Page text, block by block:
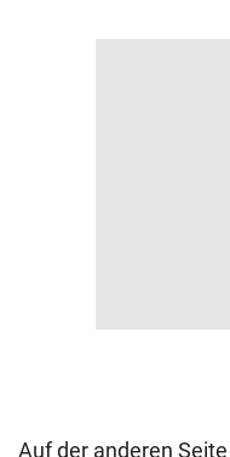
Auf der anderen